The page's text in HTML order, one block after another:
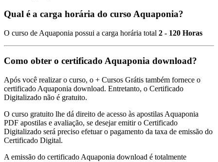
Qual é a carga horária do curso Aquaponia?
O curso de Aquaponia possui a carga horária total 2 - 120 Horas
Como obter o certificado Aquaponia download?
Após você realizar o curso, o + Cursos Grátis também fornece o
certificado Aquaponia download. Entretanto, o Certificado
Digitalizado não é gratuito.
O curso gratuito lhe dá direito de acesso às apostilas Aquaponia
PDF apostilas e avaliação, se desejar emitir o Certificado
Digitalizado será preciso efetuar o pagamento da taxa de emissão do
Certificado Digital.
A emissão do certificado Aquaponia download é totalmente